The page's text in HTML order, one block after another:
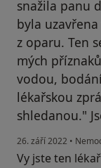
snažila panu
byla
z oparu. Ten
mých
vodou,
lékařskou
shledanou."
26. září 2022 •
Vy jste ten